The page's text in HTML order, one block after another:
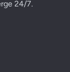
24/7.